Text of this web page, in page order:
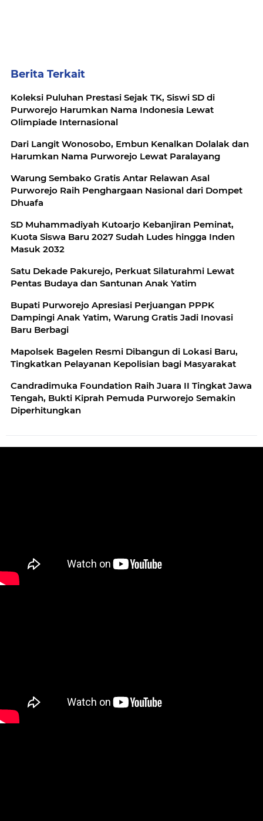
Berita Terkait
Koleksi Puluhan Prestasi Sejak TK, Siswi SD di
Purworejo Harumkan Nama Indonesia Lewat
Olimpiade Internasional
Dari Langit Wonosobo, Embun Kenalkan Dolalak dan
Harumkan Nama Purworejo Lewat Paralayang
Warung Sembako Gratis Antar Relawan Asal
Purworejo Raih Penghargaan Nasional dari Dompet
Dhuafa
SD Muhammadiyah Kutoarjo Kebanjiran Peminat,
Kuota Siswa Baru 2027 Sudah Ludes hingga Inden
Masuk 2032
Satu Dekade Pakurejo, Perkuat Silaturahmi Lewat
Pentas Budaya dan Santunan Anak Yatim
Bupati Purworejo Apresiasi Perjuangan PPPK
Dampingi Anak Yatim, Warung Gratis Jadi Inovasi
Baru Berbagi
Mapolsek Bagelen Resmi Dibangun di Lokasi Baru,
Tingkatkan Pelayanan Kepolisian bagi Masyarakat
Candradimuka Foundation Raih Juara II Tingkat Jawa
Tengah, Bukti Kiprah Pemuda Purworejo Semakin
Diperhitungkan